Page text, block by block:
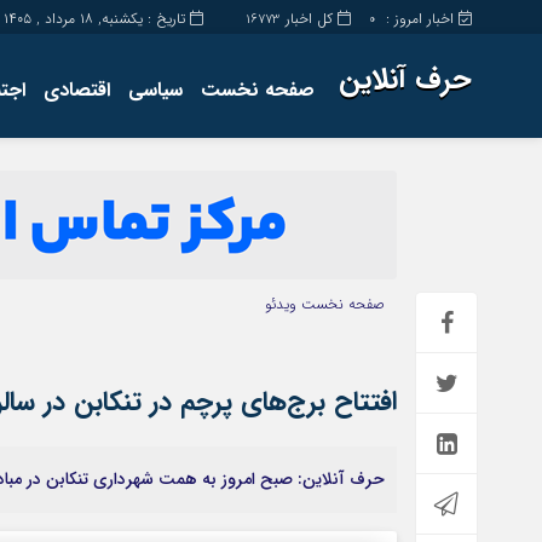
کل اخبار 16773 اخبار امروز : 0 تاریخ : یکشنبه, ۱۸ مرداد , ۱۴۰۵
حرف آنلاین صفحه نخست سیاسی اقتصادی
صفحه نخست ویدئو
افتتاح برج‌های پرچم در تنکابن در
حرف آنلاین: صبح امروز به همت شهرداری تنکابن در